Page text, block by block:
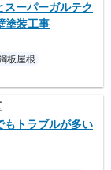
ーパーガルテク
塗装工事
板屋根
もトラブルが多い